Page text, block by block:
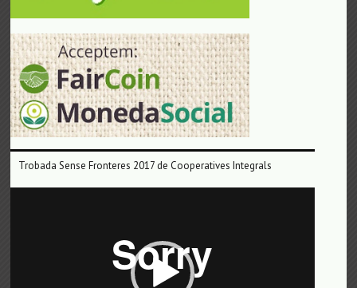
Trobada Sense Fronteres 2017 de Cooperatives Integrals